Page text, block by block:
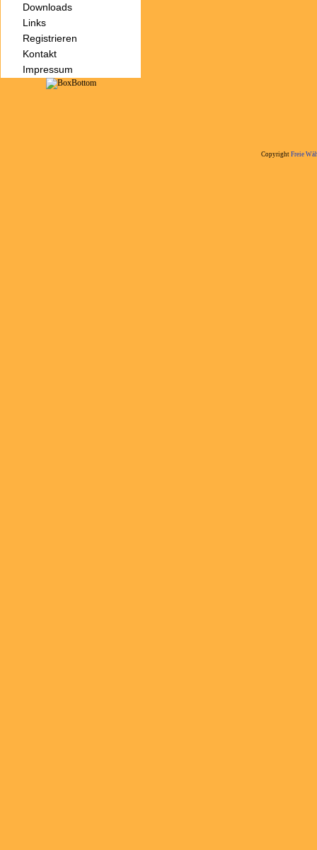
Downloads
Links
Registrieren
Kontakt
Impressum
Copyright Freie